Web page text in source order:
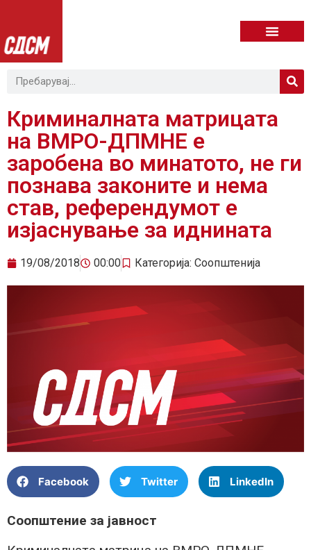
Криминалната матрицата
на ВМРО-ДПМНЕ е
заробена во минатото, не ги
познава законите и нема
став, референдумот е
изјаснување за иднината
19/08/2018 00:00 Категорија: Соопштенија
Facebook Twitter LinkedIn
Соопштение за јавност